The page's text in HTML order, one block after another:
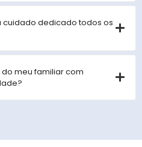
cuidado dedicado todos os
meu familiar com